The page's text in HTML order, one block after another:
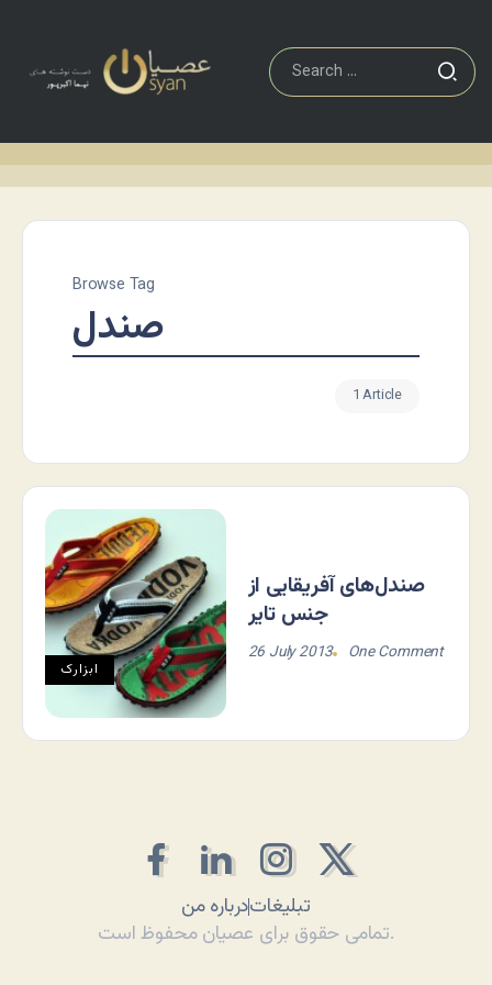
Browse Tag
صندل
1 Article
ابزارک
صندل‌های آفریقایی از
جنس تایر
26 July 2013 One Comment
درباره منتبلیغات
تمامی حقوق برای عصیان محفوظ است.